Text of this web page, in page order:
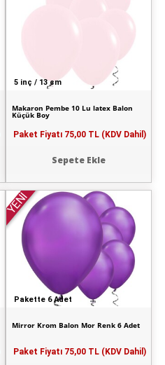
5 inç / 13 cm
Makaron Pembe 10 Lu latex Balon
Küçük Boy
Paket Fiyatı 75,00 TL (KDV Dahil)
Sepete Ekle
Pakette 6 Adet
YENİ
Mirror Krom Balon Mor Renk 6 Adet
Paket Fiyatı 75,00 TL (KDV Dahil)